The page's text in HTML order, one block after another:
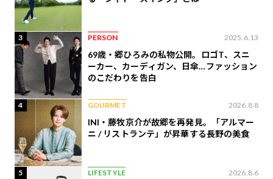
3 PERSON 2025.6.13
69歳・郷ひろみの私物公開。ロゴT、スニ
ーカー、カーディガン、日傘…ファッション
のこだわりを告白
4 GOURMET 2026.8.8
INI・藤牧京介が故郷を再発見。「アルマー
ニ / リストランテ」が昇華する長野の美食
5 LIFESTYLE 2026.8.6